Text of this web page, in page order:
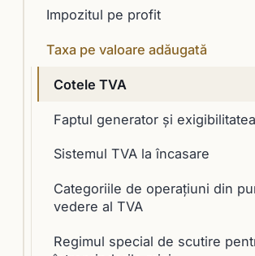
Impozitul pe profit
Taxa pe valoare adăugată
Cotele TVA
Faptul generator și
Sistemul TVA la încasare
Categoriile de operațiuni din
vedere al TVA
Regimul special de scutire